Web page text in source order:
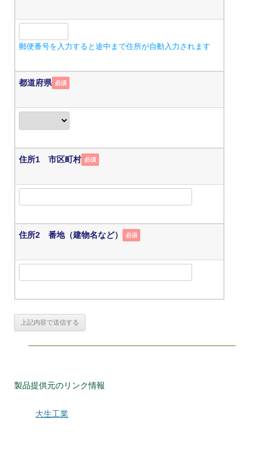
郵便番号を入力すると途中まで住所が自動入力されます
都道府県 必須
住所1 市区町村 必須
住所2 番地（建物名など） 必須
製品提供元のリンク情報
大生工業